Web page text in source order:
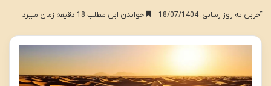
آخرین به روز رسانی: 18/07/1404 خواندن این مطلب 18 دقیقه زمان میبرد